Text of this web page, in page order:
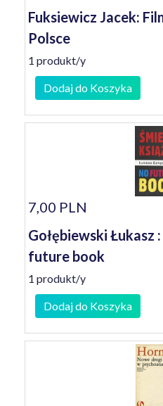
Fuksiewicz Jacek:
Polsce
1 produkt/y
Dodaj do Koszyka
7,00 PLN
Gołębiewski Łukasz
future book
1 produkt/y
Dodaj do Koszyka